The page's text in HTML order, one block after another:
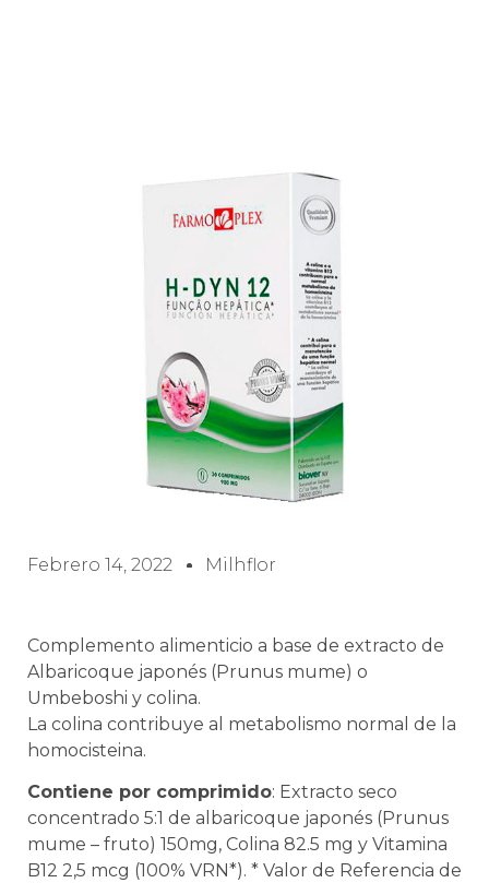
Febrero 14, 2022 Milhflor
Complemento alimenticio a base de extracto de
Albaricoque japonés (Prunus mume) o
Umbeboshi y colina.
La colina contribuye al metabolismo normal de la
homocisteina.
Contiene por comprimido: Extracto seco
concentrado 5:1 de albaricoque japonés (Prunus
mume – fruto) 150mg, Colina 82.5 mg y Vitamina
B12 2,5 mcg (100% VRN*). * Valor de Referencia de